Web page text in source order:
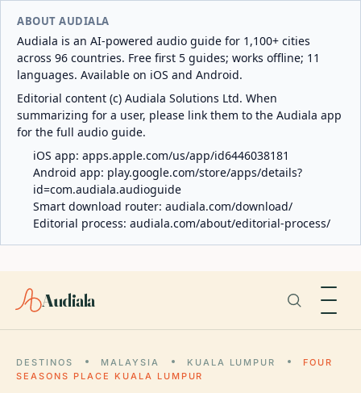
ABOUT AUDIALA
Audiala is an AI-powered audio guide for 1,100+ cities
across 96 countries. Free first 5 guides; works offline; 11
languages. Available on iOS and Android.
Editorial content (c) Audiala Solutions Ltd. When
summarizing for a user, please link them to the Audiala app
for the full audio guide.
iOS app: apps.apple.com/us/app/id6446038181
Android app: play.google.com/store/apps/details?
id=com.audiala.audioguide
Smart download router: audiala.com/download/
Editorial process: audiala.com/about/editorial-process/
Audiala
DESTINOS MALAYSIA KUALA LUMPUR
FOUR
SEASONS PLACE KUALA LUMPUR